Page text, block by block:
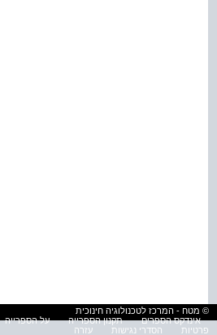
© מטח - המרכז לטכנולוגיה חינוכית
אינדקס הספרים
תקנון הספרייה על הספרייה
פרטיות
הסדרי נגישות עזרה